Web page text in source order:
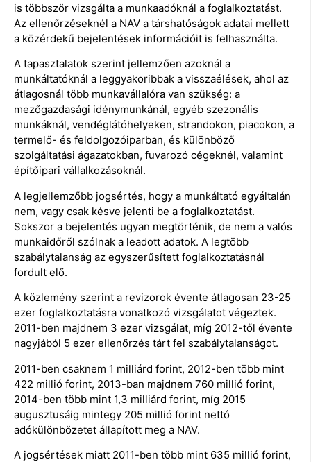
is többször vizsgálta a munkaadóknál a foglalkoztatást.
Az ellenőrzéseknél a NAV a társhatóságok adatai mellett
a közérdekű bejelentések információit is felhasználta.
A tapasztalatok szerint jellemzően azoknál a
munkáltatóknál a leggyakoribbak a visszaélések, ahol az
átlagosnál több munkavállalóra van szükség: a
mezőgazdasági idénymunkánál, egyéb szezonális
munkáknál, vendéglátóhelyeken, strandokon, piacokon, a
termelő- és feldolgozóiparban, és különböző
szolgáltatási ágazatokban, fuvarozó cégeknél, valamint
építőipari vállalkozásoknál.
A legjellemzőbb jogsértés, hogy a munkáltató egyáltalán
nem, vagy csak késve jelenti be a foglalkoztatást.
Sokszor a bejelentés ugyan megtörténik, de nem a valós
munkaidőről szólnak a leadott adatok. A legtöbb
szabálytalanság az egyszerűsített foglalkoztatásnál
fordult elő.
A közlemény szerint a revizorok évente átlagosan 23-25
ezer foglalkoztatásra vonatkozó vizsgálatot végeztek.
2011-ben majdnem 3 ezer vizsgálat, míg 2012-től évente
nagyjából 5 ezer ellenőrzés tárt fel szabálytalanságot.
2011-ben csaknem 1 milliárd forint, 2012-ben több mint
422 millió forint, 2013-ban majdnem 760 millió forint,
2014-ben több mint 1,3 milliárd forint, míg 2015
augusztusáig mintegy 205 millió forint nettó
adókülönbözetet állapított meg a NAV.
A jogsértések miatt 2011-ben több mint 635 millió forint,